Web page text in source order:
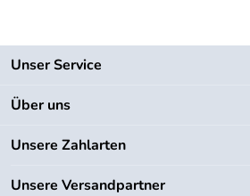
Unser Service
Kontakt
Lieferbedingungen
Kundenlogin
Über uns
Unsere Bestseller
Unsere Zahlarten
Unsere Versandpartner